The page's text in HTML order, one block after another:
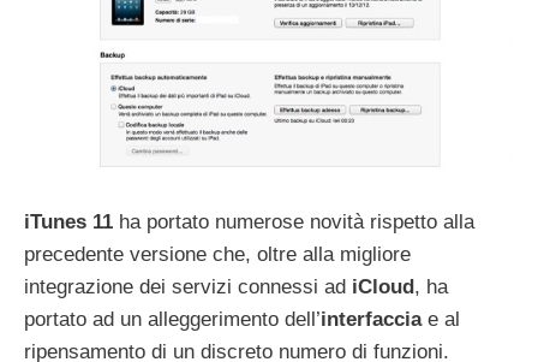
iTunes 11 ha portato numerose novità rispetto alla
precedente versione che, oltre alla migliore
integrazione dei servizi connessi ad iCloud, ha
portato ad un alleggerimento dell’interfacciae al
ripensamento di un discreto numero di funzioni.